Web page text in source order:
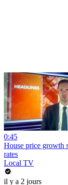
0:45
House price growth
rates
Local TV
il y a 2 jours